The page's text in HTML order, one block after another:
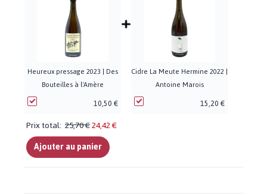
Heureux pressage 2023 | Des
Bouteilles à l'Amère
10,50 €
Cidre La Meute Hermine 2022 |
Antoine Marois
15,20 €
Prix total: 25,70 €24,42 €
Ajouter au panier